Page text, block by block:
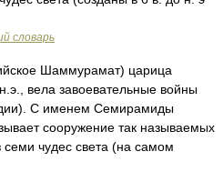
словарь
Шаммурамат) царица
вела завоевательные войны
С именем Семирамиды
сооружение так называемых
семи чудес света (на самом